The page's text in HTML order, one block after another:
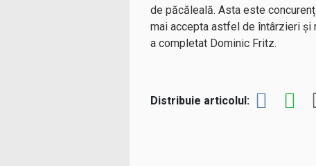
de păcăleală. Asta este
mai accepta astfel de întârzieri și
a completat Dominic Fritz.
Distribuie articolul: